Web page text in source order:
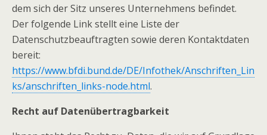
dem sich der Sitz unseres Unternehmens befindet.
Der folgende Link stellt eine Liste der
Datenschutzbeauftragten sowie deren Kontaktdaten
bereit:
https://www.bfdi.bund.de/DE/Infothek/Anschriften_Lin
ks/anschriften_links-node.html.
Recht auf Datenübertragbarkeit